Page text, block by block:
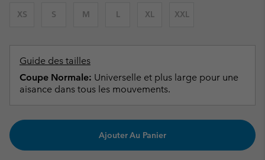
XS S M L XL XXL
Guide des tailles
Coupe Normale: Universelle et plus large pour une
aisance dans tous les mouvements.
Ajouter Au Panier